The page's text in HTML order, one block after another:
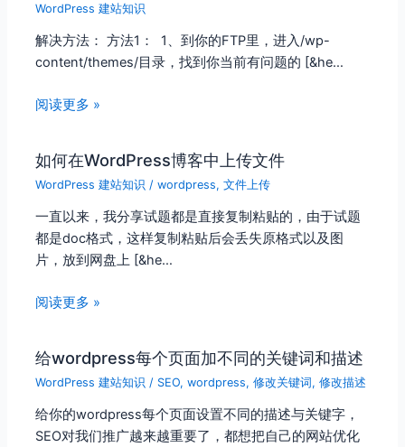
WordPress 建站知识
解决方法： 方法1： 1、到你的FTP里，进入/wp-
content/themes/目录，找到你当前有问题的 [&he…
阅读更多 »
如何在WordPress博客中上传文件
WordPress 建站知识 /wordpress,文件上传
一直以来，我分享试题都是直接复制粘贴的，由于试题
都是doc格式，这样复制粘贴后会丢失原格式以及图
片，放到网盘上 [&he…
阅读更多 »
给wordpress每个页面加不同的关键词和描述
WordPress 建站知识 / SEO,wordpress,修改关键词 ,修改描述
给你的wordpress每个页面设置不同的描述与关键字，
SEO对我们推广越来越重要了，都想把自己的网站优化